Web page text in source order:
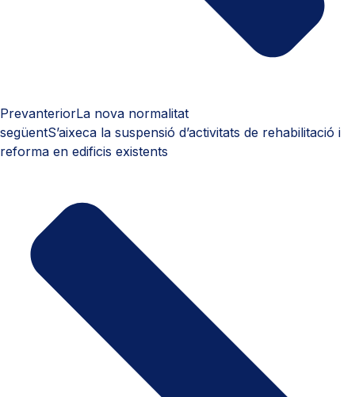
PrevanteriorLa nova normalitat
següentS’aixeca la suspensió d’activitats de rehabilitació i
reforma en edificis existents